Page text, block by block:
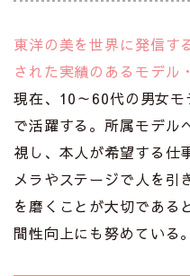
東洋の美を世界に発信す
された実績のあるモデル
現在、10～60代の男女
で活躍する。所属モデル
視し、本人が希望する仕
メラやステージで人を引
を磨くことが大切である
間性向上にも努めている。